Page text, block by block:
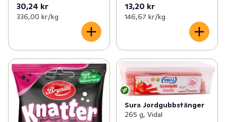
30,24 kr
336,00 kr /kg
13,20 kr
146,67 kr /kg
Sura Jordgubbstänger
265 g, Vidal